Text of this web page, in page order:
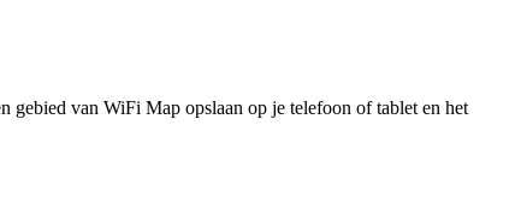
gebied van WiFi Map opslaan op je telefoon of tablet en het